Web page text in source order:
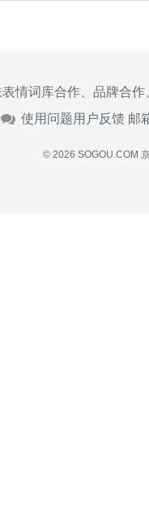
表情词库合作、品牌合
使用问题用户反馈 邮
© 2026 SOGOU.COM